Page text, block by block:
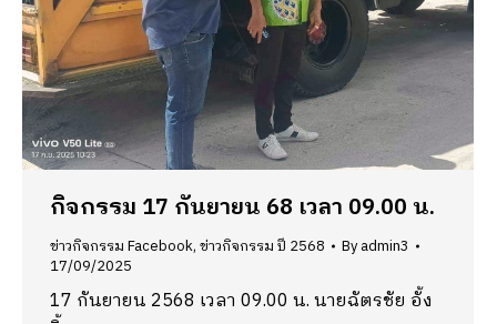
กิจกรรม 17 กันยายน 68 เวลา 09.00 น.
ข่าวกิจกรรม Facebook,ข่าวกิจกรรม ปี 2568 Byadmin3
17/09/2025
17 กันยายน 2568 เวลา 09.00 น. นายฉัตรชัย อั้ง